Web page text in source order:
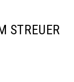
STREUER